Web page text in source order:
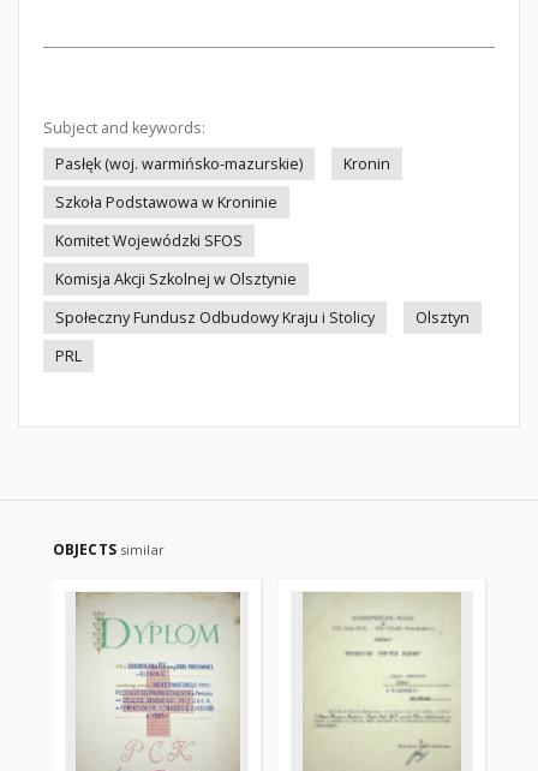
Subject and keywords:
Pasłęk (woj. warmińsko-mazurskie)
Kronin
Szkoła Podstawowa w Kroninie
Komitet Wojewódzki SFOS
Komisja Akcji Szkolnej w Olsztynie
Społeczny Fundusz Odbudowy Kraju i Stolicy
Olsztyn
PRL
OBJECTS similar